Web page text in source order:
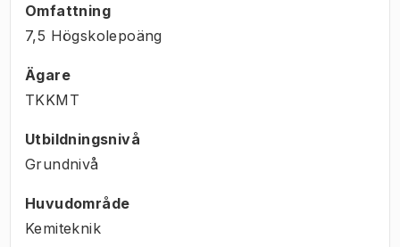
Omfattning
7,5 Högskolepoäng
Ägare
TKKMT
Utbildningsnivå
Grundnivå
Huvudområde
Kemiteknik